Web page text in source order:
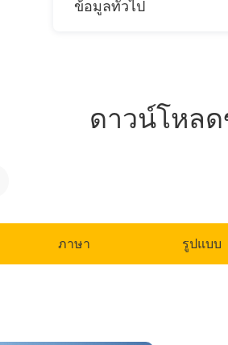
ข้อมูลทัวไป
ดาวน์โหล
ภาษา รูปแบบ